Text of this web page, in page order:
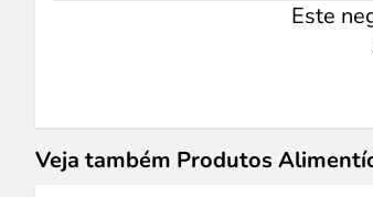
Este
Veja também Produtos